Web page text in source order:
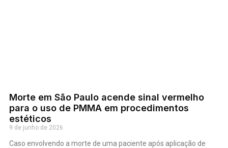
Morte em São Paulo acende sinal vermelho
para o uso de PMMA em procedimentos
estéticos
9 de junho de 2026
Caso envolvendo a morte de uma paciente após aplicação de